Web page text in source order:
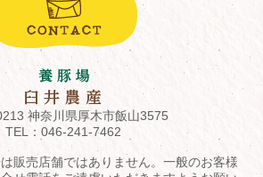
神奈川県厚木市飯山3575
TEL： 046-241-7462
販売店舗ではありません。一般のお客様